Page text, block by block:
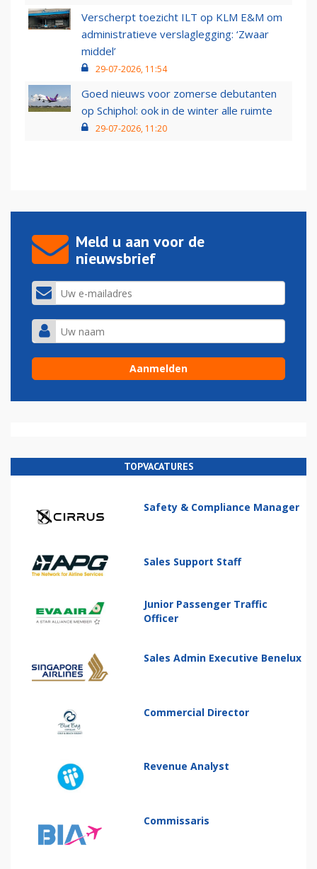
Verscherpt toezicht ILT op KLM E&M om
administratieve verslaglegging: ‘Zwaar
middel’
29-07-2026, 11:54
Goed nieuws voor zomerse debutanten
op Schiphol: ook in de winter alle ruimte
29-07-2026, 11:20
Meld u aan voor de
nieuwsbrief
TOPVACATURES
Safety & Compliance Manager
Sales Support Staff
Junior Passenger Traffic
Officer
Sales Admin Executive Benelux
Commercial Director
Revenue Analyst
Commissaris